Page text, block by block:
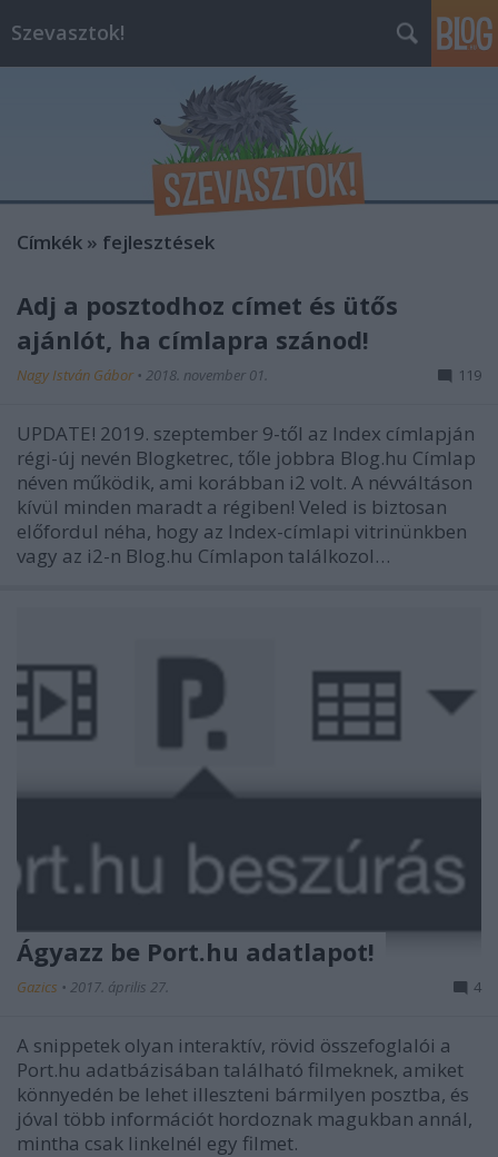
Szevasztok!
Címkék » fejlesztések
Adj a posztodhoz címet és ütős
ajánlót, ha címlapra szánod!
Nagy István Gábor • 2018. november 01. 119
UPDATE! 2019. szeptember 9-től az Index címlapján
régi-új nevén Blogketrec, tőle jobbra Blog.hu Címlap
néven működik, ami korábban i2 volt. A névváltáson
kívül minden maradt a régiben! Veled is biztosan
előfordul néha, hogy az Index-címlapi vitrinünkben
vagy az i2-n Blog.hu Címlapon találkozol…
Ágyazz be Port.hu adatlapot!
Gazics • 2017. április 27. 4
A snippetek olyan interaktív, rövid összefoglalói a
Port.hu adatbázisában található filmeknek, amiket
könnyedén be lehet illeszteni bármilyen posztba, és
jóval több információt hordoznak magukban annál,
mintha csak linkelnél egy filmet.